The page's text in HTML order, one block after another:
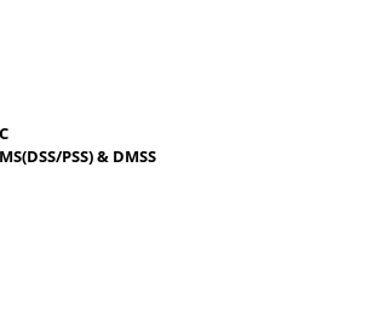
PSS) & DMSS